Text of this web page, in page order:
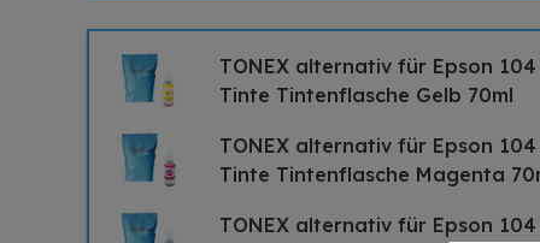
TONEX alternativ für Epson
Tinte Tintenflasche Gelb 70ml
TONEX alternativ für Epson
Tinte Tintenflasche Magenta
TONEX alternativ für Epson